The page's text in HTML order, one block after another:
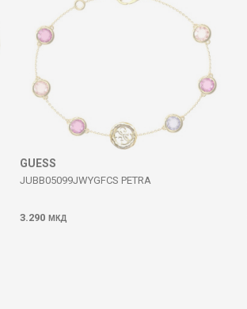
GUESS
JUBB05099JWYGFCS PETRA
3.290 МКД